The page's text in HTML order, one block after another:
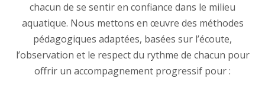
chacun de se sentir en confiance dans le milieu
aquatique. Nous mettons en œuvre des méthodes
pédagogiques adaptées, basées sur l’écoute,
l’observation et le respect du rythme de chacun pour
offrir un accompagnement progressif pour :